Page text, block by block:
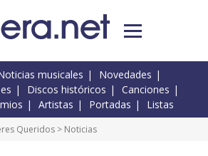
musicales
Novedades
Discos históricos
Canciones
Artistas Portadas Listas
Queridos > Noticias